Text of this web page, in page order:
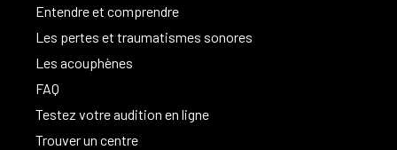
Entendre et comprendre
Les pertes et traumatismes sonores
Les acouphènes
FAQ
Testez votre audition en ligne
Trouver un centre